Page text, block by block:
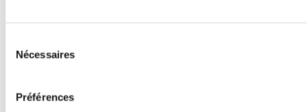
Nécessaires
Préférences